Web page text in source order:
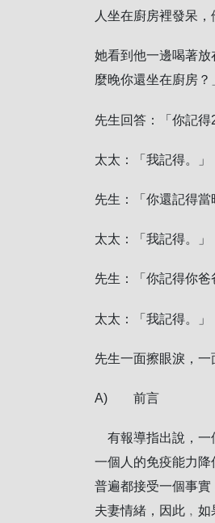
人坐在廚房裡發呆
她看到他一邊喝著
麼晚你還坐在廚房？
先生回答：「你記得
太太：「我記得。」
先生：「你還記得當
太太：「我記得。」
先生：「你記得你
太太：「我記得。」
先生一面擦眼淚，一
A) 前言
有報導指出說，一
一個人的免疫能力
普遍都接受一個事
夫妻情緒，因此﹐